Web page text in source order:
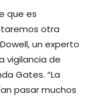
que es
otra
un experto
vigilancia de
Gates. “La
pasar muchos